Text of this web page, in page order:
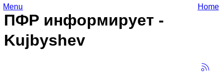
ПФР информирует -
Kujbyshev
Menu Home